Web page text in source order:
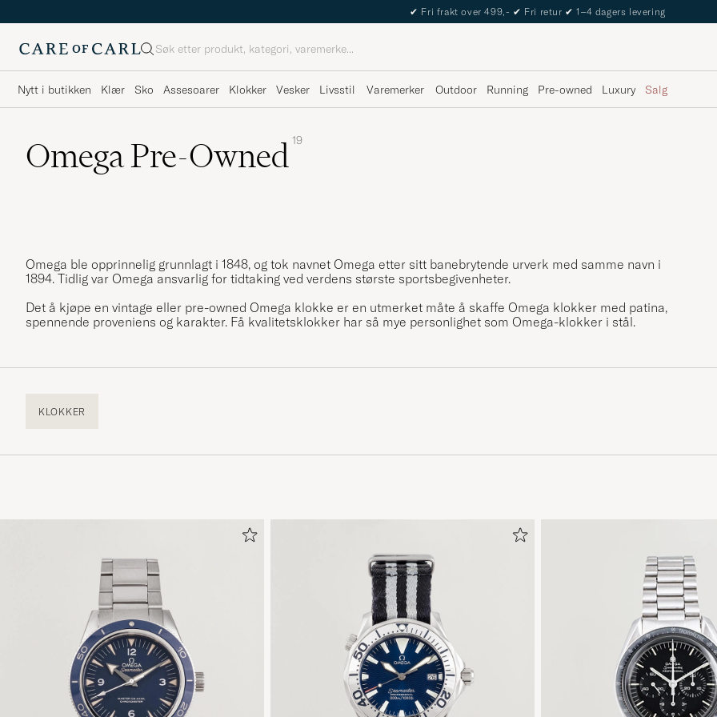
✔ Fri frakt over 499,- ✔ Fri retur ✔ 1–4 dagers levering
Søk
Nytt i butikken Klær Sko Assesoarer Klokker Vesker Livsstil Varemerker Outdoor Running Pre-owned Luxury Salg
Omega Pre-Owned 19
Omega ble opprinnelig grunnlagt i 1848, og tok navnet Omega etter sitt banebrytende urverk med samme navn i
1894. Tidlig var Omega ansvarlig for tidtaking ved verdens største sportsbegivenheter.
Det å kjøpe en vintage eller pre-owned Omega klokke er en utmerket måte å skaffe Omega klokker med patina,
spennende proveniens og karakter. Få kvalitetsklokker har så mye personlighet som Omega-klokker i stål.
KLOKKER